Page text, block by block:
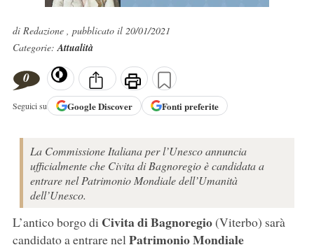
di Redazione , pubblicato il 20/01/2021
Categorie:Attualità
0
Seguici su GoogleDiscover Fonti preferite
La Commissione Italiana per l’Unesco annuncia
ufficialmente che Civita di Bagnoregio è candidata a
entrare nel Patrimonio Mondiale dell’Umanità
dell’Unesco.
L’antico borgo di Civita di Bagnoregio(Viterbo) sarà
candidato a entrare nelPatrimonio Mondiale